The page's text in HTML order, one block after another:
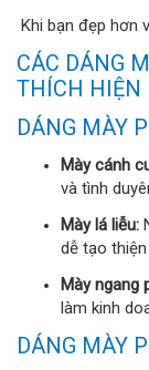
Khi bạn đẹp hơn
CÁC DÁNG
THÍCH HIỆN
DÁNG MÀY
Mày cánh
và tình
Mày lá liễu:
dễ tạo
Mày ngang
làm kinh
DÁNG MÀY